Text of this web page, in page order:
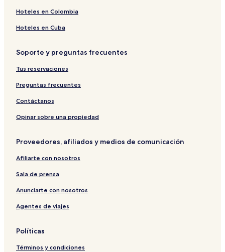
Hoteles en Colombia
Hoteles en Cuba
Soporte y preguntas frecuentes
Tus reservaciones
Preguntas frecuentes
Contáctanos
Opinar sobre una propiedad
Proveedores, afiliados y medios de comunicación
Afiliarte con nosotros
Sala de prensa
Anunciarte con nosotros
Agentes de viajes
Políticas
Términos y condiciones